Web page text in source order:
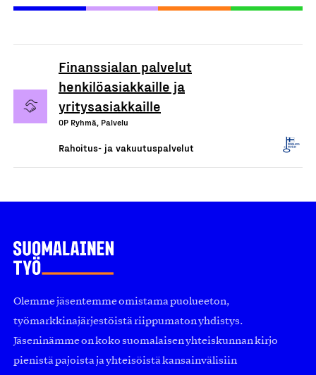
Finanssialan palvelut
henkilöasiakkaille ja
yritysasiakkaille
OP Ryhmä, Palvelu
Rahoitus- ja vakuutuspalvelut
Olemme jäsentemme omistama puolueeton,
työmarkkinajärjestöistä riippumaton yhdistys.
Jäseninämme on koko suomalaisen yhteiskunnan kirjo
pienistä pajoista ja yhteisöistä kansainvälisiin